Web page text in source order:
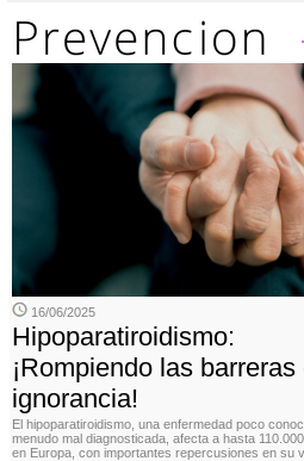
16/06/2025
Hipoparatiroidismo:
¡Rompiendo las barreras
ignorancia!
El hipoparatiroidismo, una enfermedad poco
menudo mal diagnosticada, afecta a hasta
en Europa, con importantes repercusiones en su